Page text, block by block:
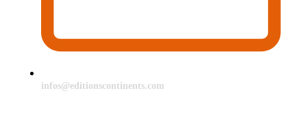
infos@editionscontinents.com